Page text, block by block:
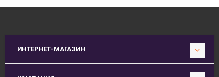
ИНТЕРНЕТ-МАГАЗИН